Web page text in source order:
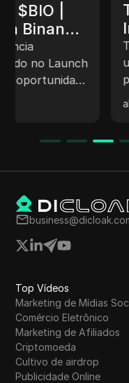
TheoriqAI
Incentivado
$1000
Theor AI é um
uma testnet
podem interagir
recompensas. Os
carteiras,
uma
tecnologia de IA.
Top Vídeos
Marketing de Mídias
Comércio Eletrônico
Marketing de Afiliados
Criptomoeda
Cultivo de airdrop
Publicidade Online